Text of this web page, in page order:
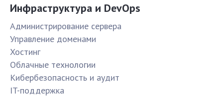
Инфраструктура и DevOps
Администрирование сервера
Управление доменами
Хостинг
Облачные технологии
Кибербезопасность и аудит
IT-поддержка